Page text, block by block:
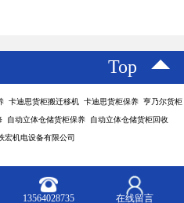
Top
卡迪思货柜搬迁移机 卡迪思货柜保养 亨乃尔货柜
动立体仓储货柜保养 自动立体仓储货柜回收
宏机电设备有限公司
13564028735 在线留言